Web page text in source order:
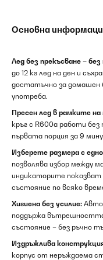
Основна
Лед без прекъсване – без
до 12 кг лед на ден и
достатъчно за домашен
употреба.
Пресен лед в рамките
кръг с R600a работи
първата порция за 9
Изберете размера с
позволява избор между
индикаторите
състояние по всяко
Хигиена без усилие:
поддържа
състояние – без ръчно
Издръжлива
корпус от неръждаема